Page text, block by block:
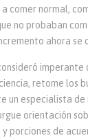
comer normal,
no probaban
ahora se
imperante
retome los
un especialista de
orientación
porciones de